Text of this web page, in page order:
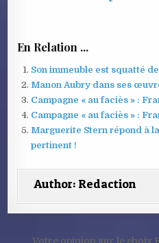
En Relation ...
Son immeuble est squatté
Manon Aubry dans ses
Campagne « au faciès » :
Campagne « au faciès » :
Marguerite Stern répond à
pertinent !
Author: Redaction